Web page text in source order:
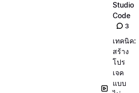
Studio
Code
3
เทคนิค:
สร้าง
โปร
เจค
แบบ